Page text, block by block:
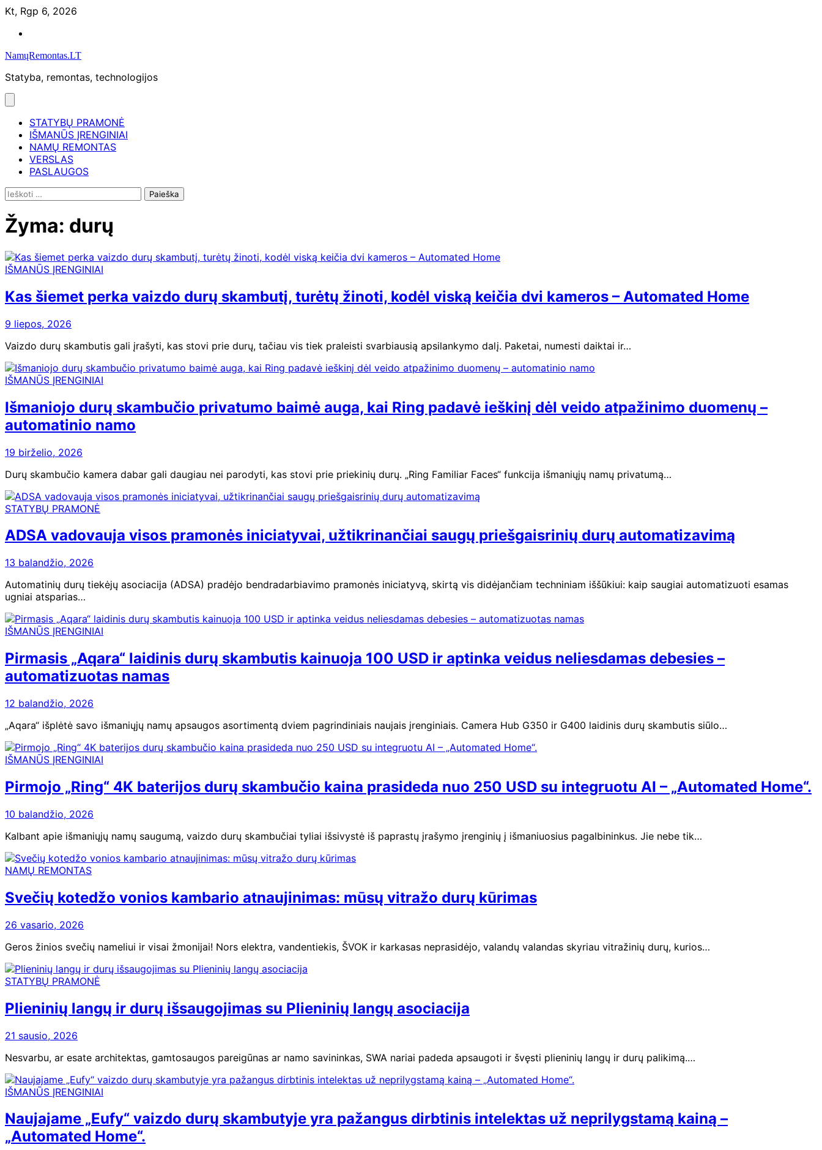
Skip
content
Kt, Rgp 6, 2026
NamųRemontas.LT
Statyba, remontas, technologijos
STATYBŲ PRAMONĖ
IŠMANŪS ĮRENGINIAI
NAMŲ REMONTAS
VERSLAS
PASLAUGOS
Ieškoti:
Žyma: durų
IŠMANŪS ĮRENGINIAI
Kas šiemet perka vaizdo durų skambutį, turėtų žinoti, kodėl viską keičia dvi kameros – Automated Home
9 liepos, 2026
Vaizdo durų skambutis gali įrašyti, kas stovi prie durų, tačiau vis tiek praleisti svarbiausią apsilankymo dalį. Paketai, numesti daiktai ir…
IŠMANŪS ĮRENGINIAI
Išmaniojo durų skambučio privatumo baimė auga, kai Ring padavė ieškinį dėl veido atpažinimo duomenų –
automatinio namo
19 birželio, 2026
Durų skambučio kamera dabar gali daugiau nei parodyti, kas stovi prie priekinių durų. „Ring Familiar Faces“ funkcija išmaniųjų namų privatumą…
STATYBŲ PRAMONĖ
ADSA vadovauja visos pramonės iniciatyvai, užtikrinančiai saugų priešgaisrinių durų automatizavimą
13 balandžio, 2026
Automatinių durų tiekėjų asociacija (ADSA) pradėjo bendradarbiavimo pramonės iniciatyvą, skirtą vis didėjančiam techniniam iššūkiui: kaip saugiai automatizuoti esamas
ugniai atsparias…
IŠMANŪS ĮRENGINIAI
Pirmasis „Aqara“ laidinis durų skambutis kainuoja 100 USD ir aptinka veidus neliesdamas debesies –
automatizuotas namas
12 balandžio, 2026
„Aqara“ išplėtė savo išmaniųjų namų apsaugos asortimentą dviem pagrindiniais naujais įrenginiais. Camera Hub G350 ir G400 laidinis durų skambutis siūlo…
IŠMANŪS ĮRENGINIAI
Pirmojo „Ring“ 4K baterijos durų skambučio kaina prasideda nuo 250 USD su integruotu AI – „Automated Home“.
10 balandžio, 2026
Kalbant apie išmaniųjų namų saugumą, vaizdo durų skambučiai tyliai išsivystė iš paprastų įrašymo įrenginių į išmaniuosius pagalbininkus. Jie nebe tik…
NAMŲ REMONTAS
Svečių kotedžo vonios kambario atnaujinimas: mūsų vitražo durų kūrimas
26 vasario, 2026
Geros žinios svečių nameliui ir visai žmonijai! Nors elektra, vandentiekis, ŠVOK ir karkasas neprasidėjo, valandų valandas skyriau vitražinių durų, kurios…
STATYBŲ PRAMONĖ
Plieninių langų ir durų išsaugojimas su Plieninių langų asociacija
21 sausio, 2026
Nesvarbu, ar esate architektas, gamtosaugos pareigūnas ar namo savininkas, SWA nariai padeda apsaugoti ir švęsti plieninių langų ir durų palikimą.…
IŠMANŪS ĮRENGINIAI
Naujajame „Eufy“ vaizdo durų skambutyje yra pažangus dirbtinis intelektas už neprilygstamą kainą –
„Automated Home“.